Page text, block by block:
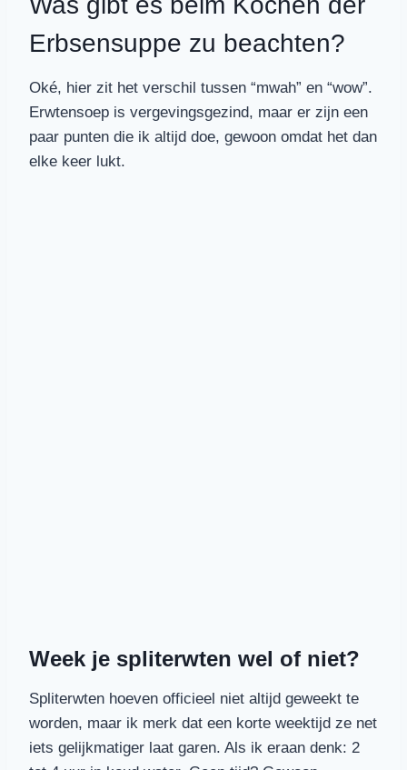
Erbsensuppe zu beachten?
Oké, hier zit het verschil tussen “mwah” en “wow”.
Erwtensoep is vergevingsgezind, maar er zijn een
paar punten die ik altijd doe, gewoon omdat het dan
elke keer lukt.
Week je spliterwten wel of niet?
Spliterwten hoeven officieel niet altijd geweekt te
worden, maar ik merk dat een korte weektijd ze net
iets gelijkmatiger laat garen. Als ik eraan denk: 2